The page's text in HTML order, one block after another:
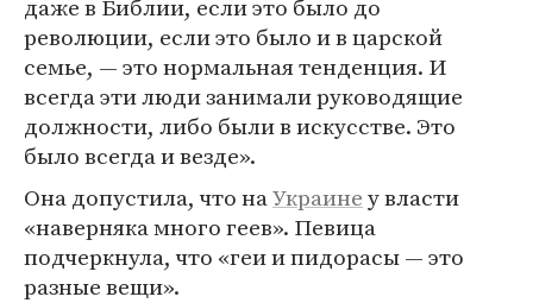
даже в Библии, если это было до
революции, если это было и в царской
семье, — это нормальная тенденция. И
всегда эти люди занимали руководящие
должности, либо были в искусстве. Это
было всегда и везде».
Она допустила, что наУкраинеу власти
«наверняка много геев». Певица
подчеркнула, что «геи и пидорасы — это
разные вещи».